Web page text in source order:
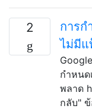
2
การก
ไม่มีแ
กำหนด
พลาด
กลับ"